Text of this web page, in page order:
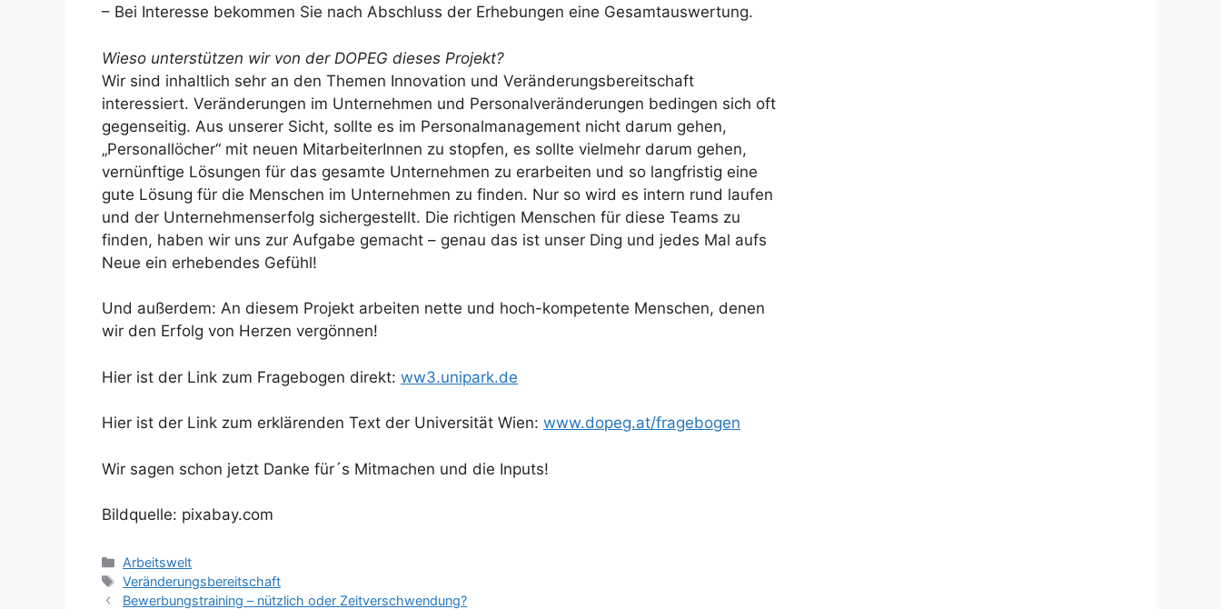
– Bei Interesse bekommen Sie nach Abschluss der Erhebungen eine Gesamtauswertung.
Wieso unterstützen wir von der DOPEG dieses Projekt?
Wir sind inhaltlich sehr an den Themen Innovation und Veränderungsbereitschaft
interessiert. Veränderungen im Unternehmen und Personalveränderungen bedingen sich oft
gegenseitig. Aus unserer Sicht, sollte es im Personalmanagement nicht darum gehen,
„Personallöcher“ mit neuen MitarbeiterInnen zu stopfen, es sollte vielmehr darum gehen,
vernünftige Lösungen für das gesamte Unternehmen zu erarbeiten und so langfristig eine
gute Lösung für die Menschen im Unternehmen zu finden. Nur so wird es intern rund laufen
und der Unternehmenserfolg sichergestellt. Die richtigen Menschen für diese Teams zu
finden, haben wir uns zur Aufgabe gemacht – genau das ist unser Ding und jedes Mal aufs
Neue ein erhebendes Gefühl!
Und außerdem: An diesem Projekt arbeiten nette und hoch-kompetente Menschen, denen
wir den Erfolg von Herzen vergönnen!
Hier ist der Link zum Fragebogen direkt: ww3.unipark.de
Hier ist der Link zum erklärenden Text der Universität Wien: www.dopeg.at/fragebogen
Wir sagen schon jetzt Danke für´s Mitmachen und die Inputs!
Bildquelle: pixabay.com
Kategorien
Arbeitswelt
Schlagwörter
Veränderungsbereitschaft
Bewerbungstraining – nützlich oder Zeitverschwendung?